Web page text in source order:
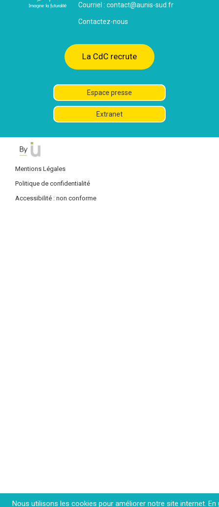
Courriel : contact@aunis-sud.fr
Contactez-nous
La CdC recrute
Espace presse
Extranet
Mentions Légales
Politique de confidentialité
Accessibilité : non conforme
Nous utilisons les cookies pour améliorer notre site internet. En